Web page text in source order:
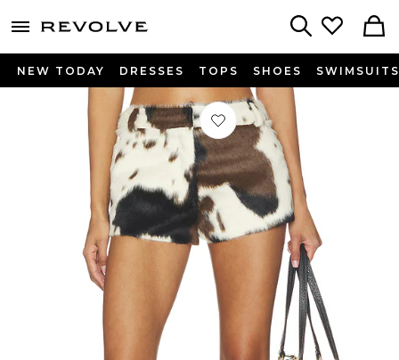
menu - shows more content
NEW TODAY DRESSES TOPS SHOES SWIMSUITS
Préféré Tawnia Short en Multi